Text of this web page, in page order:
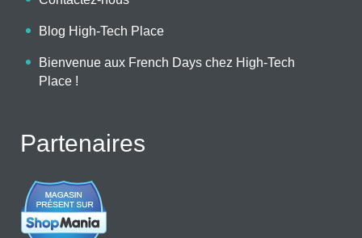
Blog High-Tech Place
Bienvenue aux French Days chez High-Tech
Place !
Partenaires